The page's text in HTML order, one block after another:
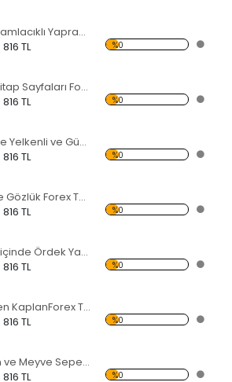
Üzeri Damlacıklı Yaprak Forex Tablo
816 TL %0
Uçan Kitap Sayfaları Forex Tablo
816 TL %0
Denizde Yelkenli ve Gün Batımı Forex Tablo
816 TL %0
Kask ve Gözlük Forex Tablo
816 TL %0
Şapka içinde Ördek Yavruları Forex Tablo
816 TL %0
Dinlenen KaplanForex Tablo
816 TL %0
Tavşan ve Meyve Sepeti Forex Tablo
816 TL %0